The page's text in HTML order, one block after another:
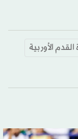
الأوربية